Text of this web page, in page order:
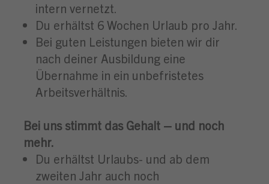
intern vernetzt.
Du erhältst 6 Wochen Urlaub pro Jahr.
Bei guten Leistungen bieten wir dir
nach deiner Ausbildung eine
Übernahme in ein unbefristetes
Arbeitsverhältnis.
Bei uns stimmt das Gehalt – und noch
mehr.
Du erhältst Urlaubs- und ab dem
zweiten Jahr auch noch